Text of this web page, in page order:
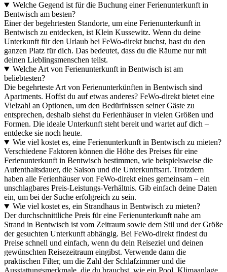
Welche Gegend ist für die Buchung einer Ferienunterkunft in
Bentwisch am besten?
Einer der begehrtesten Standorte, um eine Ferienunterkunft in
Bentwisch zu entdecken, ist Klein Kussewitz. Wenn du deine
Unterkunft für den Urlaub bei FeWo-direkt buchst, hast du den
ganzen Platz für dich. Das bedeutet, dass du die Räume nur mit
deinen Lieblingsmenschen teilst.
Welche Art von Ferienunterkunft in Bentwisch ist am
beliebtesten?
Die begehrteste Art von Ferienunterkünften in Bentwisch sind
Apartments. Hoffst du auf etwas anderes? FeWo-direkt bietet eine
Vielzahl an Optionen, um den Bedürfnissen seiner Gäste zu
entsprechen, deshalb siehst du Ferienhäuser in vielen Größen und
Formen. Die ideale Unterkunft steht bereit und wartet auf dich –
entdecke sie noch heute.
Wie viel kostet es, eine Ferienunterkunft in Bentwisch zu mieten?
Verschiedene Faktoren können die Höhe des Preises für eine
Ferienunterkunft in Bentwisch bestimmen, wie beispielsweise die
Aufenthaltsdauer, die Saison und die Unterkunftsart. Trotzdem
haben alle Ferienhäuser von FeWo-direkt eines gemeinsam – ein
unschlagbares Preis-Leistungs-Verhältnis. Gib einfach deine Daten
ein, um bei der Suche erfolgreich zu sein.
Wie viel kostet es, ein Strandhaus in Bentwisch zu mieten?
Der durchschnittliche Preis für eine Ferienunterkunft nahe am
Strand in Bentwisch ist vom Zeitraum sowie dem Stil und der Größe
der gesuchten Unterkunft abhängig. Bei FeWo-direkt findest du
Preise schnell und einfach, wenn du dein Reiseziel und deinen
gewünschten Reisezeitraum eingibst. Verwende dann die
praktischen Filter, um die Zahl der Schlafzimmer und die